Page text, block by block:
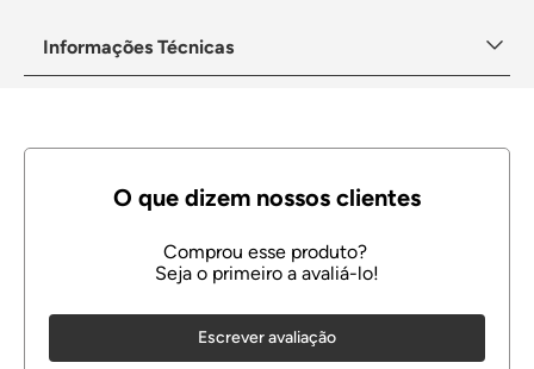
Informações Técnicas
Escrever avaliação